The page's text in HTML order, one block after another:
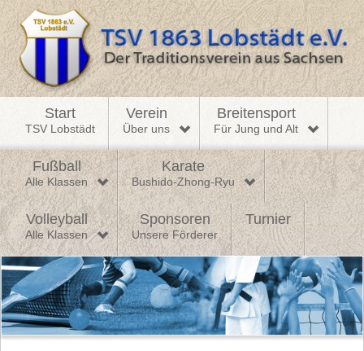
Start
TSV Lobstädt
Verein
Über uns
Breitensport
Für Jung und Alt
Fußball
Alle Klassen
Karate
Bushido-Zhong-Ryu
Volleyball
Alle Klassen
Sponsoren
Unsere Förderer
Turnier